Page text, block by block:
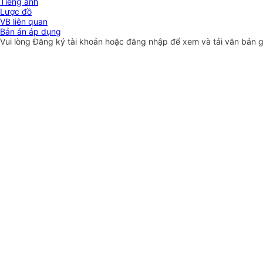
Lược đồ
VB liên quan
Bản án áp dụng
Vui lòngĐăng ký tài khoản hoặc đăng nhập để xem và tải văn bản